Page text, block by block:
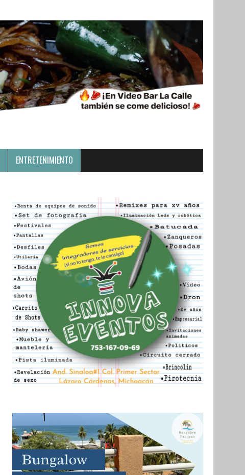
ENTRETENIMIENTO